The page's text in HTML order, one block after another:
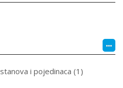
i pojedinaca (1)